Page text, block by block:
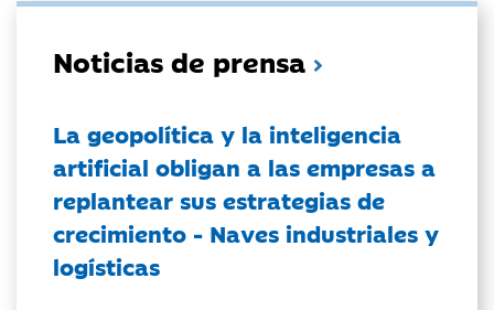
Noticias de prensa
La geopolítica y la inteligencia
artificial obligan a las empresas a
replantear sus estrategias de
crecimiento - Naves industriales y
logísticas